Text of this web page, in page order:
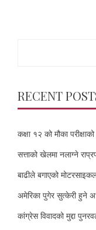
RECENT
कक्षा १२ को मौका
सत्ताको खेलमा नलाग्ने
बाढीले बगाएको
अमेरिका पुगेर सुत्केरी हुने
कांग्रेस विवादको मुद्दा